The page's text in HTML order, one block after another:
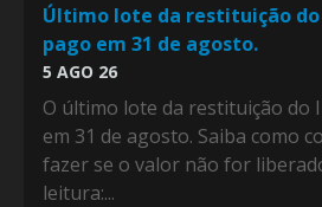
Último lote da restituição do
pago em 31 de agosto.
5 AGO 26
O último lote da restituição do
em 31 de agosto. Saiba como
fazer se o valor não for
leitura:...